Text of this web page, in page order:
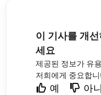
이 기사를 개
세요
제공된 정보가 유
저희에게 중요합
예 아